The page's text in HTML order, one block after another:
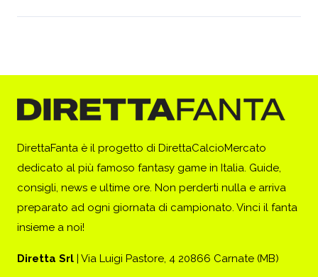
DirettaFanta è il progetto di DirettaCalcioMercato
dedicato al più famoso fantasy game in Italia. Guide,
consigli, news e ultime ore. Non perderti nulla e arriva
preparato ad ogni giornata di campionato. Vinci il fanta
insieme a noi!
Diretta Srl | Via Luigi Pastore, 4 20866 Carnate (MB)